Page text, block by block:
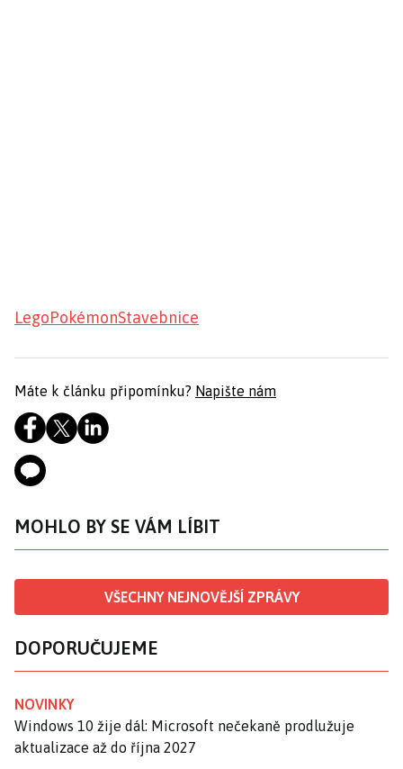
LegoPokémonStavebnice
Máte k článku připomínku? Napište nám
MOHLO BY SE VÁM LÍBIT
VŠECHNY NEJNOVĚJŠÍ ZPRÁVY
DOPORUČUJEME
NOVINKY
Windows 10 žije dál: Microsoft nečekaně prodlužuje
aktualizace až do října 2027